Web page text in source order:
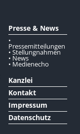
Presse & News
•
Pressemitteilungen
• Stellungnahmen
• News
• Medienecho
Kanzlei
Kontakt
Impressum
Datenschutz